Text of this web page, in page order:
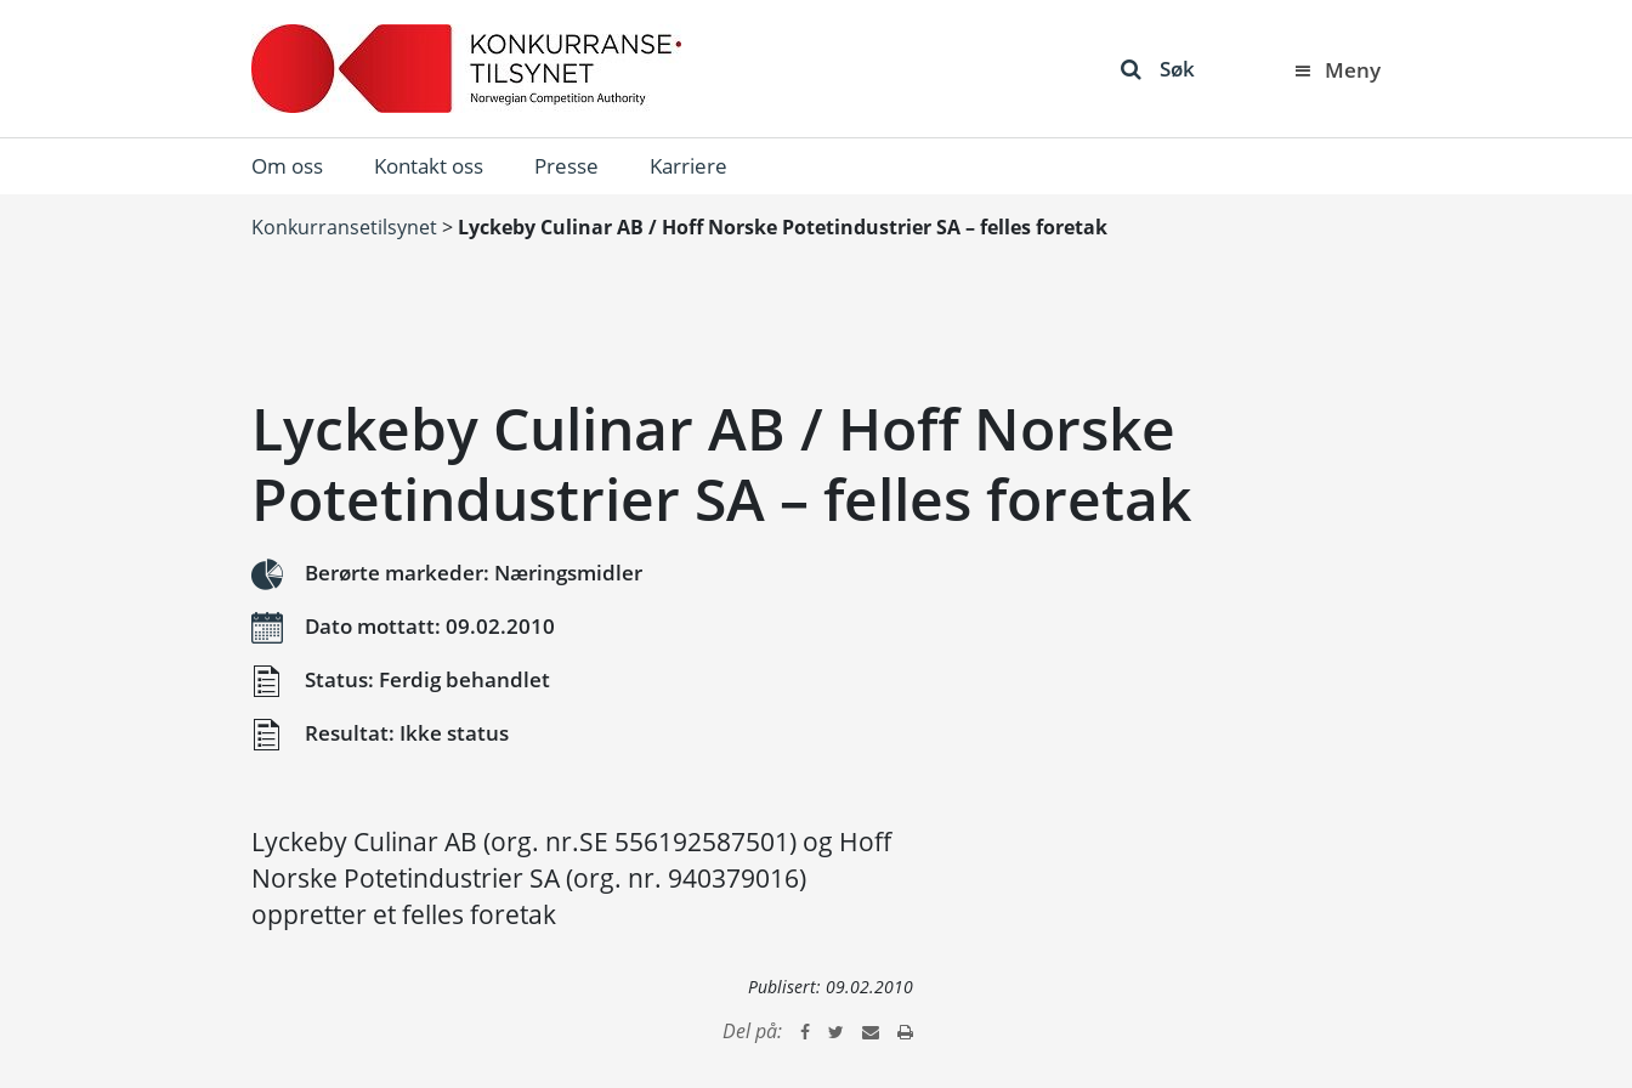
Søk Meny
Om oss Kontakt oss Presse Karriere
Konkurransetilsynet> Lyckeby Culinar AB / Hoff Norske Potetindustrier SA – felles foretak
Lyckeby Culinar AB / Hoff Norske
Potetindustrier SA – felles foretak
Berørte markeder: Næringsmidler
Dato mottatt: 09.02.2010
Status: Ferdig behandlet
Resultat: Ikke status
Lyckeby Culinar AB (org. nr.SE 556192587501) og Hoff
Norske Potetindustrier SA (org. nr. 940379016)
oppretter et felles foretak
Publisert: 09.02.2010
Del på: